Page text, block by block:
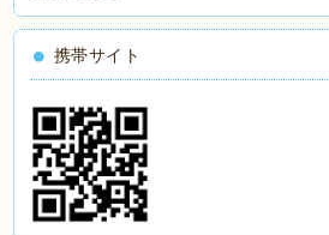
携帯サイト